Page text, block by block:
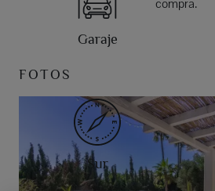
Garaje
Sur
FOTOS